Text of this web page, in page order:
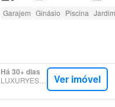
Garajem Ginásio Piscina Jardim
Há 30+ dias
LUXURYESTATE Ver imóvel